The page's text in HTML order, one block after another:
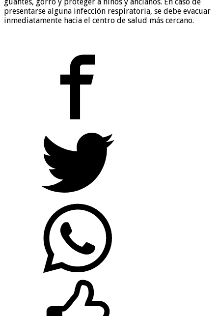
presentarse alguna infección respiratoria, se debe evacuar
inmediatamente hacia el centro de salud más cercano.